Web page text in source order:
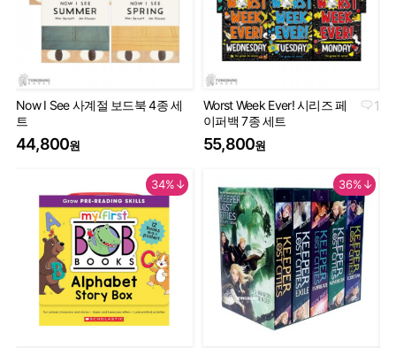
Now I See 사계절 보드북 4종 세
트
44,800원
1
Worst Week Ever! 시리즈 페
이퍼백 7종 세트
55,800원
34%↓ 36%↓